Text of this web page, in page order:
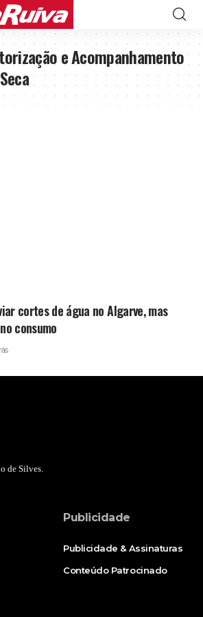
e Acompanhamento
cortes de água no Algarve, mas
consumo
de Silves.
Publicidade
Publicidade & Assinaturas
Conteúdo Patrocinado